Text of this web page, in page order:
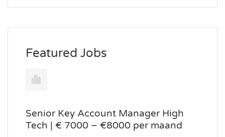
Featured Jobs
Senior Key Account Manager High
Tech | € 7000 – €8000 per maand